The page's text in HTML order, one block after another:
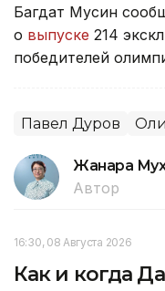
Багдат Мусин
о выпуске 214
победителей
Павел Дуров
Жанара
Автор
16:30, 08 Августа 2026
Как и когда